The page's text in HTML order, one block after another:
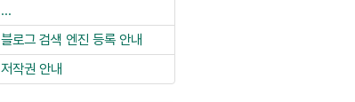
...
블로그 검색 엔진 등록 안내
저작권 안내